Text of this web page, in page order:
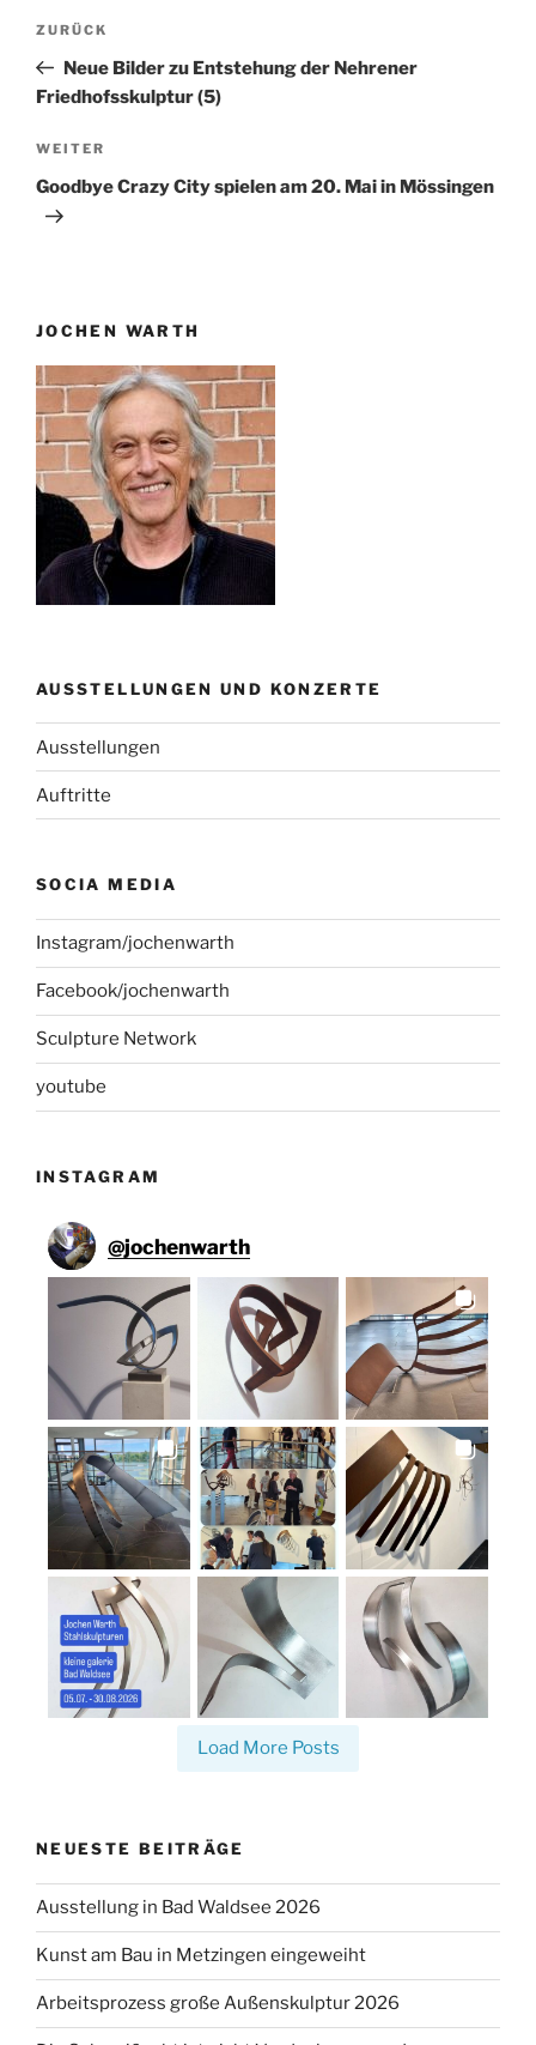
Beitragsnavigation
Vorheriger
Beitrag
ZURÜCK
Neue Bilder zu Entstehung der Nehrener
Friedhofsskulptur (5)
Nächster
Beitrag
WEITER
Goodbye Crazy City spielen am 20. Mai in Mössingen
JOCHEN WARTH
AUSSTELLUNGEN UND KONZERTE
Ausstellungen
Auftritte
SOCIA MEDIA
Instagram/jochenwarth
Facebook/jochenwarth
Sculpture Network
youtube
INSTAGRAM
@jochenwarth
Load More Posts
NEUESTE BEITRÄGE
Ausstellung in Bad Waldsee 2026
Kunst am Bau in Metzingen eingeweiht
Arbeitsprozess große Außenskulptur 2026